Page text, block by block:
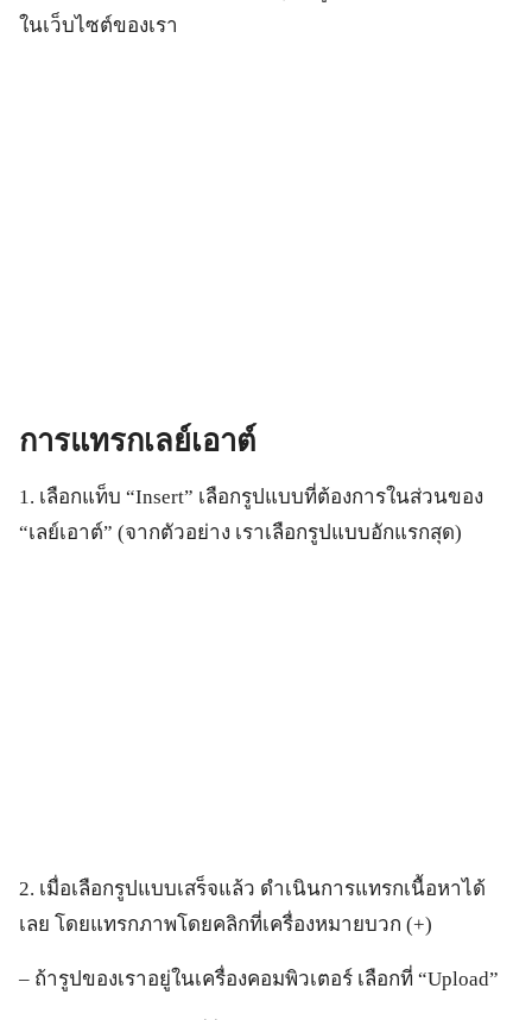
ในเว็บไซต์ของเรา
การแทรกเลย์เอาต์
1. เลือกแท็บ “Insert” เลือกรูปแบบที่ต้องการในส่วนของ
“เลย์เอาต์” (จากตัวอย่าง เราเลือกรูปแบบอักแรกสุด)
2. เมื่อเลือกรูปแบบเสร็จแล้ว ดำเนินการแทรกเนื้อหาได้
เลย โดยแทรกภาพโดยคลิกที่เครื่องหมายบวก (+)
– ถ้ารูปของเราอยู่ในเครื่องคอมพิวเตอร์ เลือกที่ “Upload”